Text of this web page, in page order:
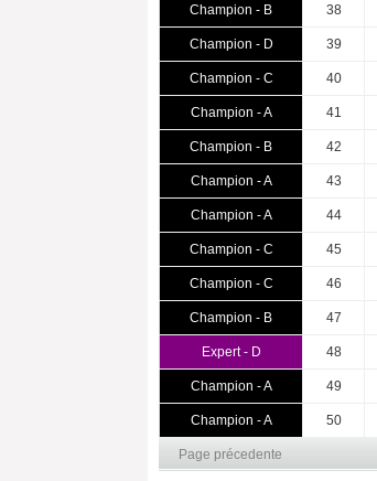
Champion - B 38
Champion - D 39
Champion - C 40
Champion - A 41
Champion - B 42
Champion - A 43
Champion - A 44
Champion - C 45
Champion - C 46
Champion - B 47
Expert - D 48
Champion - A 49
Champion - A 50
Page précedente